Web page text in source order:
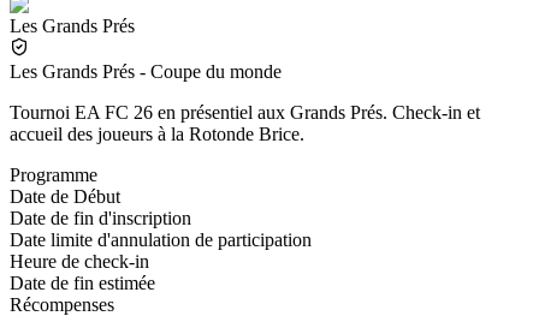
Les Grands Prés
Les Grands Prés - Coupe du monde
Tournoi EA FC 26 en présentiel aux Grands Prés. Check-in et
accueil des joueurs à la Rotonde Brice.
Programme
Date de Début
Date de fin d'inscription
Date limite d'annulation de participation
Heure de check-in
Date de fin estimée
Récompenses